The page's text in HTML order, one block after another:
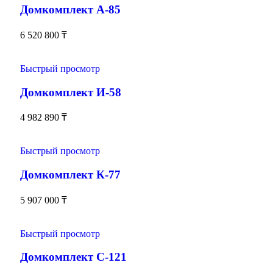
Домкомплект А-85
6 520 800 ₸
Быстрый просмотр
Домкомплект И-58
4 982 890 ₸
Быстрый просмотр
Домкомплект К-77
5 907 000 ₸
Быстрый просмотр
Домкомплект С-121